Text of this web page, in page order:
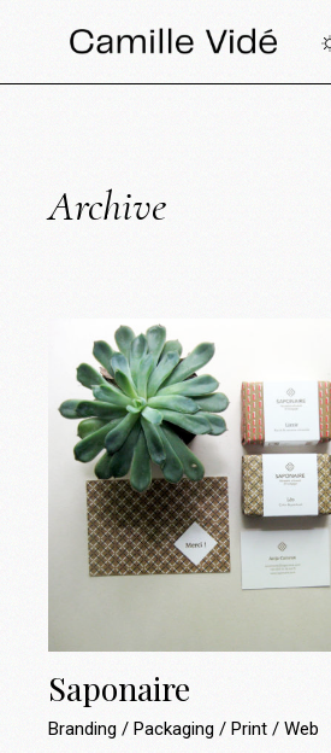
Archive
Saponaire
Branding Packaging Print Web